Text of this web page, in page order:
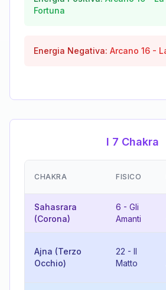
Fortuna
Energia Negativa: Arcano 16 -
I 7 Chakra
CHAKRA FISICO
Sahasrara
(Corona)
6 - Gli
Amanti
Ajna (Terzo
Occhio)
22 - Il
Matto